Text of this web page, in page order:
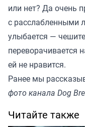
или нет? Да очень
с расслабленными
улыбается —
переворачивается
ей не нравится.
Ранее мы
фото канала Dog
Читайте также